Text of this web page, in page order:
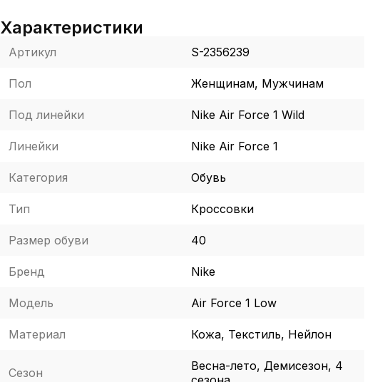
Характеристики
Артикул S-2356239
Пол Женщинам, Мужчинам
Под линейки Nike Air Force 1 Wild
Линейки Nike Air Force 1
Категория Обувь
Тип Кроссовки
Размер обуви 40
Бренд Nike
Модель Air Force 1 Low
Материал Кожа, Текстиль, Нейлон
Сезон
Весна-лето, Демисезон, 4